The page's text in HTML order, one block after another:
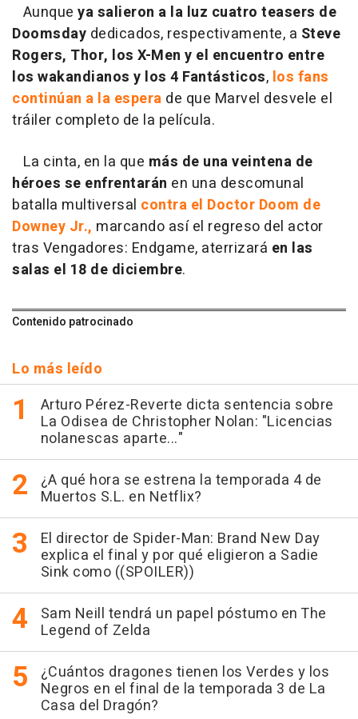
Aunque ya salieron a la luz cuatro teasers de
Doomsday dedicados, respectivamente, a Steve
Rogers, Thor, los X-Men y el encuentro entre
los wakandianos y los 4 Fantásticos, los fans
continúan a la espera de que Marvel desvele el
tráiler completo de la película.
La cinta, en la que más de una veintena de
héroes se enfrentarán en una descomunal
batalla multiversal contra el Doctor Doom de
Downey Jr., marcando así el regreso del actor
tras Vengadores: Endgame, aterrizará en las
salas el 18 de diciembre.
Contenido patrocinado
Lo más leído
Arturo Pérez-Reverte dicta sentencia sobre
La Odisea de Christopher Nolan: "Licencias
nolanescas aparte..."
¿A qué hora se estrena la temporada 4 de
Muertos S.L. en Netflix?
El director de Spider-Man: Brand New Day
explica el final y por qué eligieron a Sadie
Sink como ((SPOILER))
Sam Neill tendrá un papel póstumo en The
Legend of Zelda
¿Cuántos dragones tienen los Verdes y los
Negros en el final de la temporada 3 de La
Casa del Dragón?